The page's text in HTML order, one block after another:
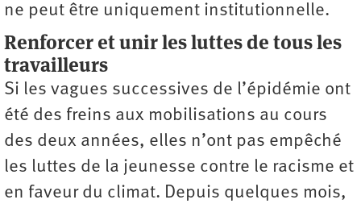
ne peut être uniquement institutionnelle.
Renforcer et unir les luttes de tous les
travailleurs
Si les vagues successives de l’épidémie ont
été des freins aux mobilisations au cours
des deux années, elles n’ont pas empêché
les luttes de la jeunesse contre le racisme et
en faveur du climat. Depuis quelques mois,